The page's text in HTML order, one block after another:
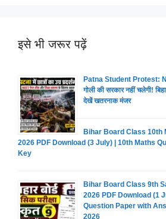
इसे भी जरूर पढ़ें
Patna Student Protest:
गोली की सरकार नहीं चलेगी!
देखें खतरनाक मंजर
Bihar Board Class 10th
2026 PDF Download (3 July) | 10th Maths
Key
Bihar Board Class 9th
2026 PDF Download (1
Question Paper with
2026